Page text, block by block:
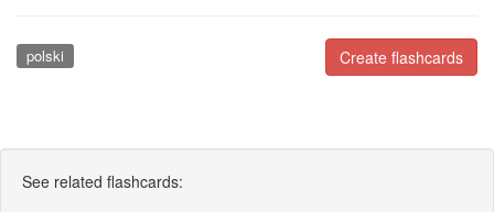
Create flashcards
polski
See related flashcards: